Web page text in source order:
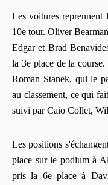
Les voitures reprennent
10e tour. Oliver
Edgar et Brad
la 3e place de la
Roman Stanek, qui le
au classement, ce qui
suivi par Caio Collet,
Les positions
place sur le podium à
pris la 6e place à